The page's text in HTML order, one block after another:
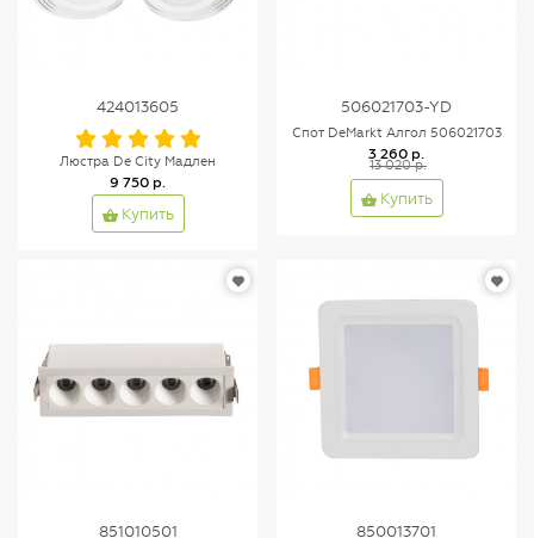
424013605
Люстра De City Мадлен
9 750 р.
Купить
506021703-YD
Спот DeMarkt Алгол 506021703
3 260 р.
13 020 р.
Купить
851010501 850013701